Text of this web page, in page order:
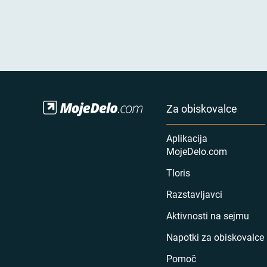
Za obiskovalce
Aplikacija
MojeDelo.com
Tloris
Razstavljavci
Aktivnosti na sejmu
Napotki za obiskovalce
Pomoč